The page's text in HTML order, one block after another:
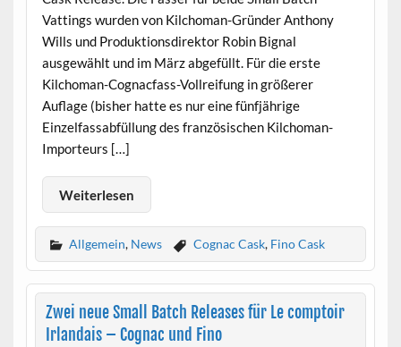
Vattings wurden von Kilchoman-Gründer Anthony
Wills und Produktionsdirektor Robin Bignal
ausgewählt und im März abgefüllt. Für die erste
Kilchoman-Cognacfass-Vollreifung in größerer
Auflage (bisher hatte es nur eine fünfjährige
Einzelfassabfüllung des französischen Kilchoman-
Importeurs […]
Weiterlesen
Allgemein, News Cognac Cask, Fino Cask
Zwei neue Small Batch Releases für Le comptoir
Irlandais – Cognac und Fino